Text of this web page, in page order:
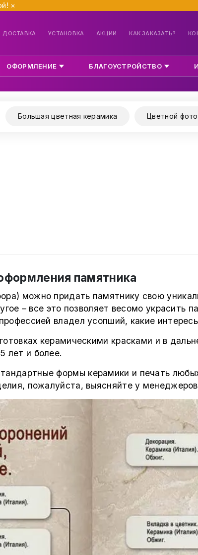
×
ДОСТАВКА УСТАНОВКА АКЦИИ КАК ЗАКАЗАТЬ?
ОФОРМЛЕНИЕ БЛАГОУСТРОЙСТВО
Большая цветная керамика Цветной
памятника
можно придать памятнику свою
– все это позволяет весомо украсить
владел усопший, какие
керамическими красками и в
лет и более.
формы керамики и печать
пожалуйста, выясняйте у